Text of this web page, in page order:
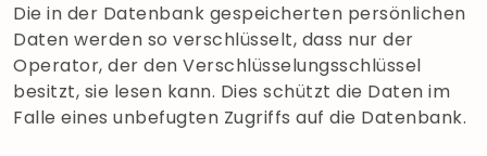
Die in der Datenbank gespeicherten persönlichen
Daten werden so verschlüsselt, dass nur der
Operator, der den Verschlüsselungsschlüssel
besitzt, sie lesen kann. Dies schützt die Daten im
Falle eines unbefugten Zugriffs auf die Datenbank.